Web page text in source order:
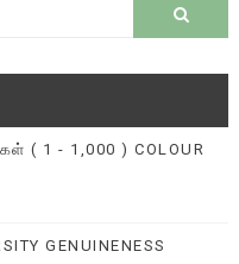
( 1 - 1,000 ) COLOUR
GENUINENESS